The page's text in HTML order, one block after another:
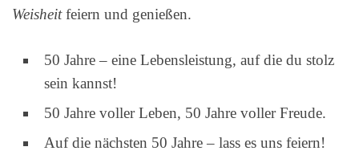
Weisheitfeiern und genießen.
50 Jahre – eine Lebensleistung, auf die du stolz
sein kannst!
50 Jahre voller Leben, 50 Jahre voller Freude.
Auf die nächsten 50 Jahre – lass es uns feiern!